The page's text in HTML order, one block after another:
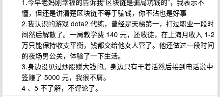
1.今早老妈刚幸福的告诉我“区块链是骗局坑钱的”，我表示不
懂，但还是讲清楚区块链不等于骗钱，你不沾也是好事
2.我认识的游戏 dota2 代练，曾经是天梯第一，打过职业一段时
间然后解散了。一局教学费 140 元，还收徒，在上海月收入 1-2
万只能保持收支平衡，钱都交给他女人管了。他还做过一段时间
的夜场男公关，体验了一下生活。
3.身边没见过炒股赚大钱的。身边只有干着活然后接到电话说中
签赚了 5000 元，我很不屑。
4 、5 不了解，不评论了。